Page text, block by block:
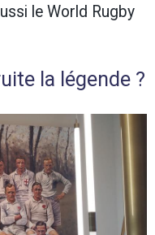
le World Rugby
la légende ?